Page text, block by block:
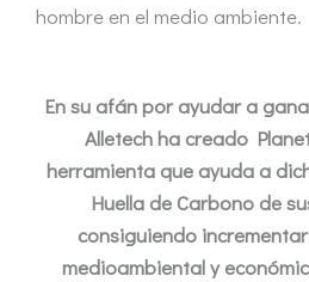
hombre en el medio ambiente.
En su afán por ayudar a
Alletech ha creado
herramienta que ayuda a
Huella de Carbono de
consiguiendo
medioambiental y